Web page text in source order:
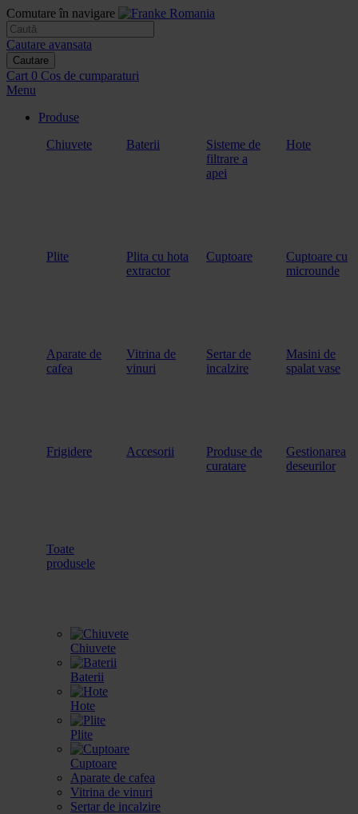
Comutare în navigare
Cautare avansata
Cautare
Cart 0 Cos de cumparaturi
Menu
Produse
Chiuvete
Baterii
Sisteme de
filtrare a
apei
Hote
Plite
Plita cu hota
extractor
Cuptoare
Cuptoare cu
microunde
Aparate de
cafea
Vitrina de
vinuri
Sertar de
incalzire
Masini de
spalat vase
Frigidere Accesorii
Produse de
curatare
Gestionarea
deseurilor
Toate
produsele
Chiuvete
Baterii
Hote
Plite
Cuptoare
Aparate de cafea
Vitrina de vinuri
Sertar de incalzire